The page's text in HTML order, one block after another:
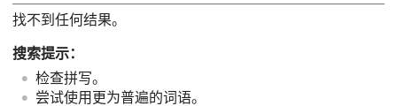
找不到任何结果。
搜索提示：
检查拼写。
尝试使用更为普遍的词语。